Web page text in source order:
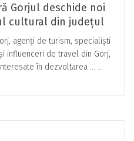
Gorjul deschide noi
cultural din județul
agenți de turism, specialiști
influenceri de travel din Gorj,
în dezvoltarea … ...